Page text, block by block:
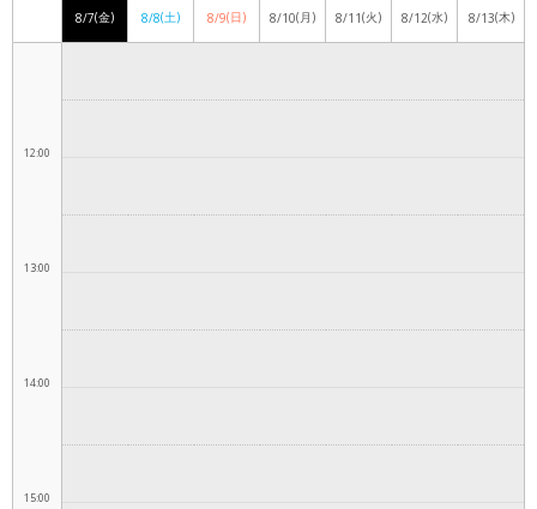
8/7(金) 8/8(土) 8/9(日) 8/10(月) 8/11(火) 8/12(水) 8/13(木)
12:00
13:00
14:00
15:00